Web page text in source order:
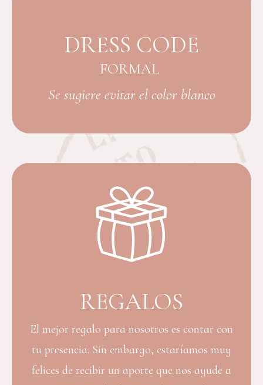
DRESS CODE
FORMAL
Se sugiere evitar el color blanco
REGALOS
El mejor regalo para nosotros es contar con
tu presencia. Sin embargo, estaríamos muy
felices de recibir un aporte que nos ayude a